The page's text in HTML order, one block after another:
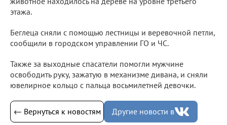
этажа.
Беглеца сняли с помощью лестницы и веревочной петли,
сообщили в городском управлении ГО и ЧС.
Также за выходные спасатели помогли мужчине
освободить руку, зажатую в механизме дивана, и сняли
ювелирное кольцо с пальца восьмилетней девочки.
← Вернуться к новостям Другие новости в